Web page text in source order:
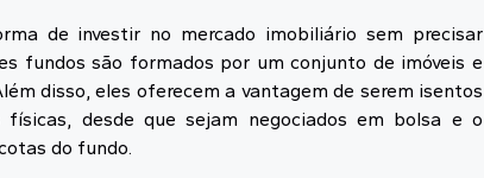
de investir no mercado imobiliário sem precisar
fundos são formados por um conjunto de imóveis e
disso, eles oferecem a vantagem de serem isentos
desde que sejam negociados em bolsa e o
do fundo.